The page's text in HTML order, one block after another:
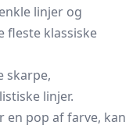
linjer og
fleste klassiske
skarpe,
linjer.
en pop af farve, kan